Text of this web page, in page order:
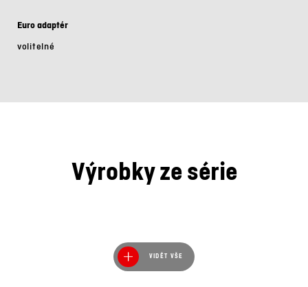
Euro adaptér
volitelné
Výrobky ze série
VIDĚT VŠE